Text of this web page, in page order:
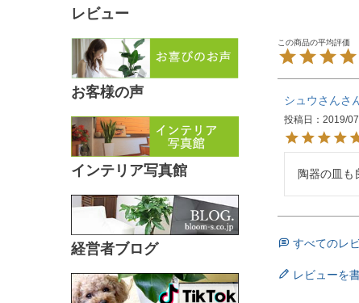
レビュー
お客様の声
インテリア写真館
経営者ブログ
シュウさん
投稿日
2019/
陶器の皿も
すべてのレ
レビューを